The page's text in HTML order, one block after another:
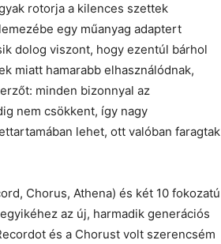
rotorja a kilences szettek
egy műanyag adaptert
dolog viszont, hogy ezentúl bárhol
miatt hamarabb elhasználódnak,
minden bizonnyal az
nem csökkent, így nagy
lehet, ott valóban faragtak
Chorus, Athena) és két 10 fokozatú
az új, harmadik generációs
és a Chorust volt szerencsém